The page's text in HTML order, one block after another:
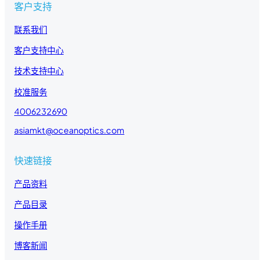
客户支持
联系我们
客户支持中心
技术支持中心
校准服务
4006232690
asiamkt@oceanoptics.com
快速链接
产品资料
产品目录
操作手册
博客新闻